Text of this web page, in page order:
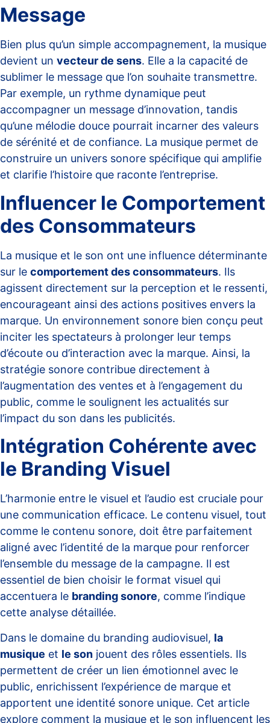
Message
Bien plus qu’un simple accompagnement, la musique
devient un vecteur de sens. Elle a la capacité de
sublimer le message que l’on souhaite transmettre.
Par exemple, un rythme dynamique peut
accompagner un message d’innovation, tandis
qu’une mélodie douce pourrait incarner des valeurs
de sérénité et de confiance. La musique permet de
construire un univers sonore spécifique qui amplifie
et clarifie l’histoire que raconte l’entreprise.
Influencer le Comportement
des Consommateurs
La musique et le son ont une influence déterminante
sur le comportement des consommateurs. Ils
agissent directement sur la perception et le ressenti,
encourageant ainsi des actions positives envers la
marque. Un environnement sonore bien conçu peut
inciter les spectateurs à prolonger leur temps
d’écoute ou d’interaction avec la marque. Ainsi, la
stratégie sonore contribue directement à
l’augmentation des ventes et à l’engagement du
public, comme le soulignent les actualités sur
l’impact du son dans les publicités.
Intégration Cohérente avec
le Branding Visuel
L’harmonie entre le visuel et l’audio est cruciale pour
une communication efficace. Le contenu visuel, tout
comme le contenu sonore, doit être parfaitement
aligné avec l’identité de la marque pour renforcer
l’ensemble du message de la campagne. Il est
essentiel de bien choisir le format visuel qui
accentuera le branding sonore, comme l’indique
cette analyse détaillée.
Dans le domaine du branding audiovisuel, la
musique et le son jouent des rôles essentiels. Ils
permettent de créer un lien émotionnel avec le
public, enrichissent l’expérience de marque et
apportent une identité sonore unique. Cet article
explore comment la musique et le son influencent les